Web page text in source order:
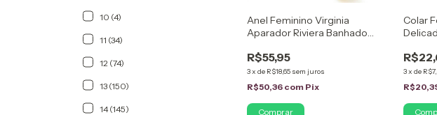
10 (4)
11 (34)
12 (74)
13 (150)
14 (145)
Anel Feminino Virginia
Aparador Riviera Banhado
Cravejado
R$55,95
3xde R$18,65 sem juros
R$50,36 com Pix
Comprar
Colar
3x de